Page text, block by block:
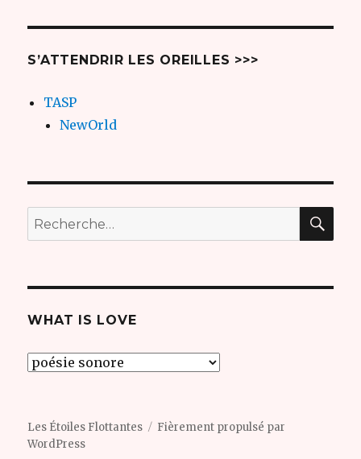
S’ATTENDRIR LES OREILLES >>>
TASP
NewOrld
Recherche
pour
WHAT IS LOVE
what
Les Étoiles Flottantes
Fièrement propulsé par
WordPress